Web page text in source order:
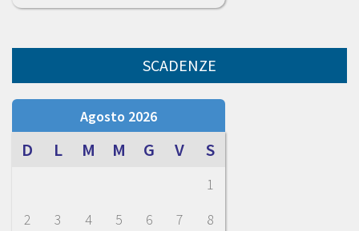
SCADENZE
Agosto 2026
D L M M G V S
1
2
3 4 5 6 7
8